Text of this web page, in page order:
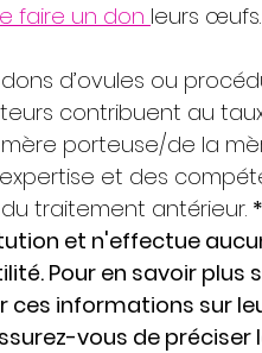
faire un don leurs œufs.
d’ovules ou
contribuent au
porteuse/de la
et des
traitement antérieur.
et n'effectue
Pour en savoir plus
ces informations sur
vous de préciser